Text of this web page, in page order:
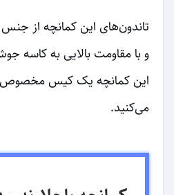
تاندون‌های این کمانچه از
و با مقاومت بالایی به کاسه
این کمانچه یک کیس
می‌کنید.